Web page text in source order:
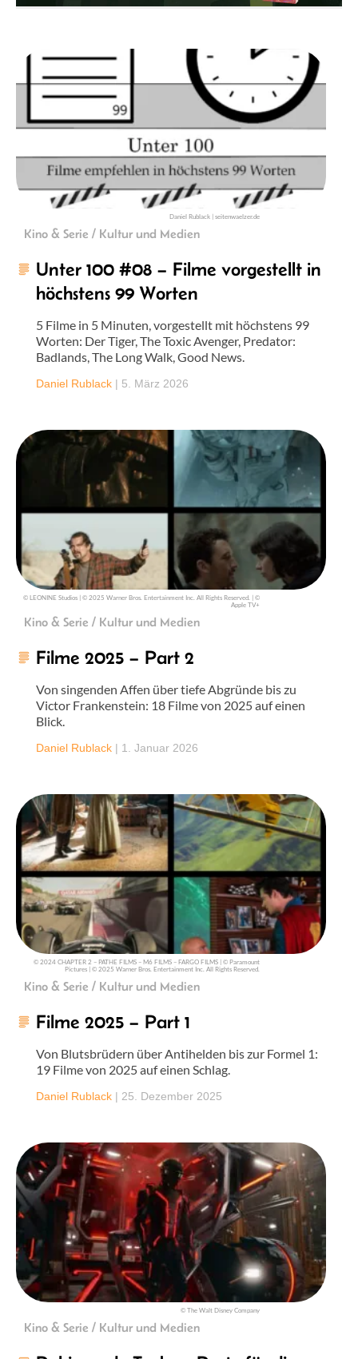
Daniel Rublack | seitenwaelzer.de
Kino & Serie / Kultur und Medien
Unter 100 #08 – Filme vorgestellt in
höchstens 99 Worten
5 Filme in 5 Minuten, vorgestellt mit höchstens 99
Worten: Der Tiger, The Toxic Avenger, Predator:
Badlands, The Long Walk, Good News.
Daniel Rublack | 5. März 2026
© LEONINE Studios | © 2025 Warner Bros. Entertainment Inc. All Rights Reserved. | ©
Apple TV+
Kino & Serie / Kultur und Medien
Filme 2025 – Part 2
Von singenden Affen über tiefe Abgründe bis zu
Victor Frankenstein: 18 Filme von 2025 auf einen
Blick.
Daniel Rublack | 1. Januar 2026
© 2024 CHAPTER 2 – PATHE FILMS – M6 FILMS – FARGO FILMS | © Paramount
Pictures | © 2025 Warner Bros. Entertainment Inc. All Rights Reserved.
Kino & Serie / Kultur und Medien
Filme 2025 – Part 1
Von Blutsbrüdern über Antihelden bis zur Formel 1:
19 Filme von 2025 auf einen Schlag.
Daniel Rublack | 25. Dezember 2025
© The Walt Disney Company
Kino & Serie / Kultur und Medien